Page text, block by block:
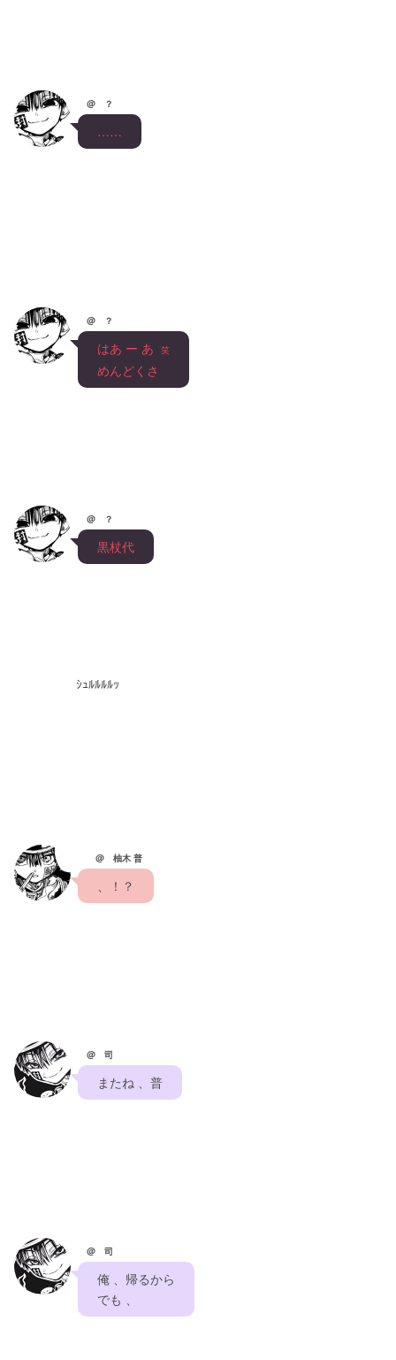
@ ？
……
@ ？
はあ ー あ 笑
めんどくさ
@ ？
黒杖代
ｼｭﾙﾙﾙﾙｯ
@ 柚木 普
、！？
@ 司
またね 、普
@ 司
俺 、帰るから
でも 、